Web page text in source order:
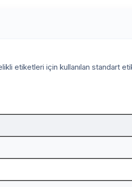
etiketleri için kullanılan standart